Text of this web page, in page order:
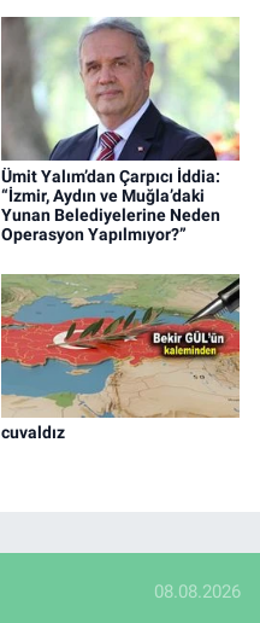
Ümit Yalım’dan Çarpıcı İddia:
“İzmir, Aydın ve Muğla’daki
Yunan Belediyelerine Neden
Operasyon Yapılmıyor?”
cuvaldız
08.08.2026